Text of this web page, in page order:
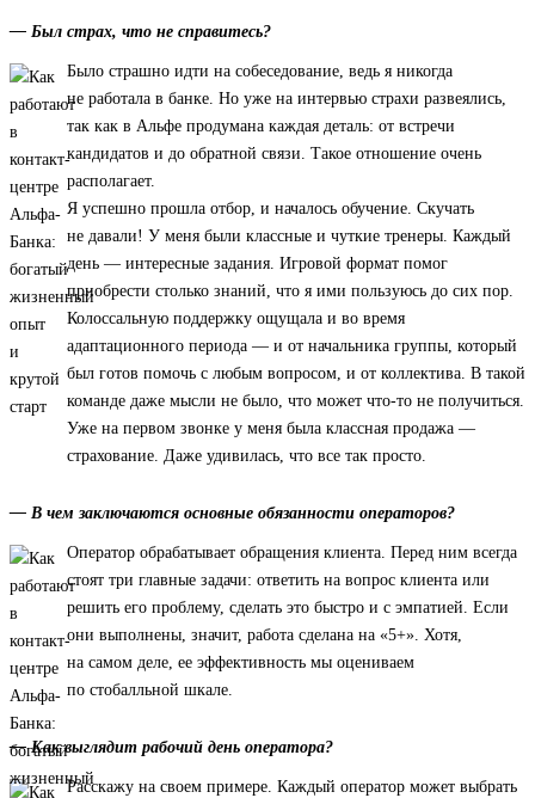
— Был страх, что не справитесь?
Было страшно идти на собеседование, ведь я никогда
не работала в банке. Но уже на интервью страхи развеялись,
так как в Альфе продумана каждая деталь: от встречи
кандидатов и до обратной связи. Такое отношение очень
располагает.
Я успешно прошла отбор, и началось обучение. Скучать
не давали! У меня были классные и чуткие тренеры. Каждый
день — интересные задания. Игровой формат помог
приобрести столько знаний, что я ими пользуюсь до сих пор.
Колоссальную поддержку ощущала и во время
адаптационного периода — и от начальника группы, который
был готов помочь с любым вопросом, и от коллектива. В такой
команде даже мысли не было, что может что-то не получиться.
Уже на первом звонке у меня была классная продажа —
страхование. Даже удивилась, что все так просто.
— В чем заключаются основные обязанности операторов?
Оператор обрабатывает обращения клиента. Перед ним всегда
стоят три главные задачи: ответить на вопрос клиента или
решить его проблему, сделать это быстро и с эмпатией. Если
они выполнены, значит, работа сделана на «5+». Хотя,
на самом деле, ее эффективность мы оцениваем
по стобалльной шкале.
— Как выглядит рабочий день оператора?
Расскажу на своем примере. Каждый оператор может выбрать